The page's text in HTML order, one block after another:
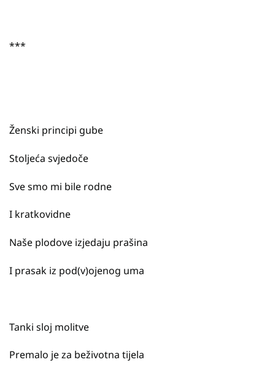
***
Ženski principi gube
Stoljeća svjedoče
Sve smo mi bile rodne
I kratkovidne
Naše plodove izjedaju prašina
I prasak iz pod(v)ojenog uma
Tanki sloj molitve
Premalo je za beživotna tijela